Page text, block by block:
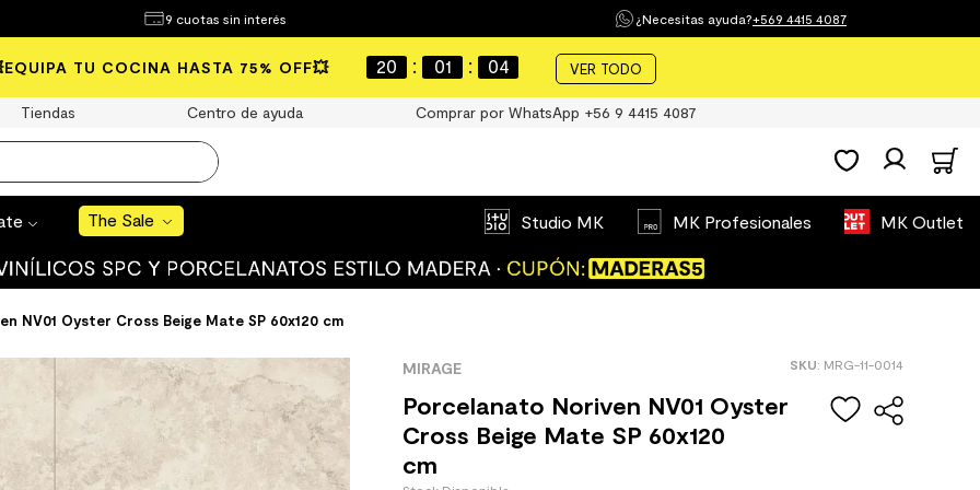
9 cuotas sin interés ¿Necesitas ayuda?+569 4415 4087
TU COCINA HASTA 75% OFF💥 20 : 01 : 03 VER TODO
Tiendas Centro de ayuda Comprar por WhatsApp +56 9 4415 4087
The Sale Studio MK MK Profesionales MK Outlet
Sale
¿Qué estás buscando?
NV01 Oyster Cross Beige Mate SP 60x120 cm
MIRAGE : MRG-11-0014
Porcelanato Noriven NV01 Oyster
Cross Beige Mate SP 60x120
cm